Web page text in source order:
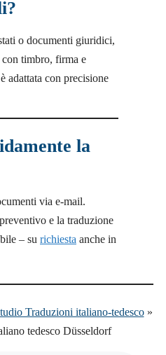
o documenti giuridici,
timbro, firma e
adattata con precisione
la
via e-mail.
e la traduzione
– su richiesta anche in
Traduzioni italiano-tedesco»
tedesco Düsseldorf